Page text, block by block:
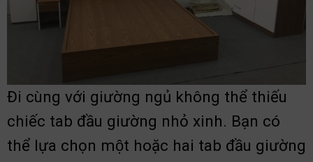
Đi cùng với giường ngủ không thể thiếu
chiếc tab đầu giường nhỏ xinh. Bạn có
thể lựa chọn một hoặc hai tab đầu giường